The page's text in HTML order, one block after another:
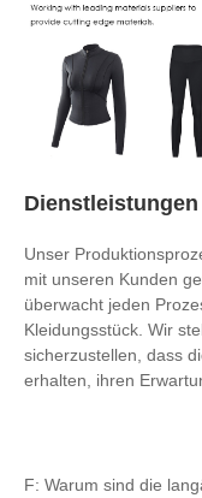
Dienstleistungen
Unser
mit unseren Kunden
überwacht jeden
Kleidungsstück. Wir
sicherzustellen, dass
erhalten, ihren
F: Warum sind die